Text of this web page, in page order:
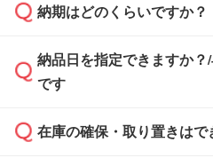
どの場合は、月末締め翌
また、卒業・卒園記念品
校や幼稚園・保育園であ
納品書・領収書は ご依頼
ず、通常はPDFデータを
ます。
たは注文フォームの『ご
納期はどのくらいですか？
・印刷する場合(500個程
ご入金、イメージ画像の
納品日を指定できますか
です
ご希望の納期がある場合
在庫の確保・取り置きはで